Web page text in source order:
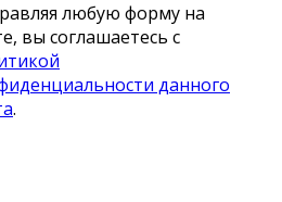
любую форму на
вы соглашаетесь с
данного
.